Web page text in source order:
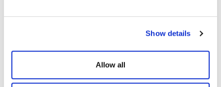
Show details
Allow all